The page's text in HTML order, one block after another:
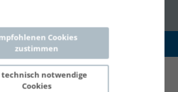
Cookies
zustimmen
notwendige
Cookies
2026 © E-Control